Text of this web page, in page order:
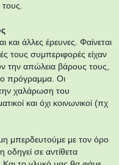
και άλλες έρευνες. Φαίνεται
τους συμπεριφορές είχαν
την απώλεια βάρους τους,
πρόγραμμα. Οι
χαλάρωση του
και όχι κοινωνικοί (πχ
μπερδευτούμε με τον όρο
σε αντίθετα